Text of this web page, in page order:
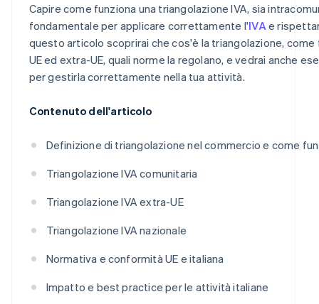
Capire come funziona una triangolazione IVA, sia
fondamentale per applicare correttamente l'IVA e
questo articolo scoprirai che cos'è la triangolazione, come
UE ed extra-UE, quali norme la regolano, e vedrai anche
per gestirla correttamente nella tua attività.
Contenuto dell'articolo
Definizione di triangolazione nel commercio e come
Triangolazione IVA comunitaria
Triangolazione IVA extra-UE
Triangolazione IVA nazionale
Normativa e conformità UE e italiana
Impatto e best practice per le attività italiane